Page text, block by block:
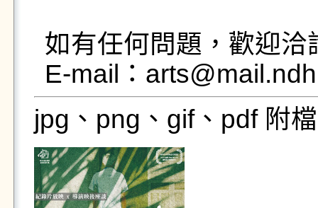
如有任何問題，歡迎
E-mail：
jpg、png、gif、pdf 附